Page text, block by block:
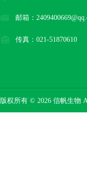
邮箱：
传真：021-51870610
版权所有 © 2026 信帆生物